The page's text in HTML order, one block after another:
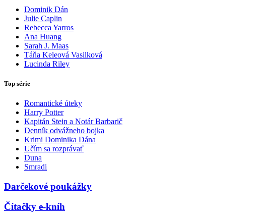
Dominik Dán
Julie Caplin
Rebecca Yarros
Ana Huang
Sarah J. Maas
Táňa Keleová Vasilková
Lucinda Riley
Top série
Romantické úteky
Harry Potter
Kapitán Stein a Notár Barbarič
Denník odvážneho bojka
Krimi Dominika Dána
Učím sa rozprávať
Duna
Smradi
Darčekové poukážky
Čítačky e-kníh